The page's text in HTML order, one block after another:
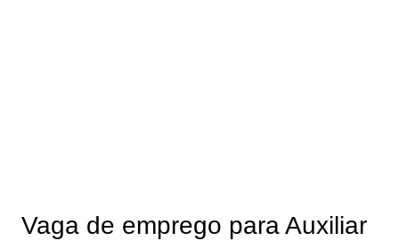
Vaga de emprego para Auxiliar